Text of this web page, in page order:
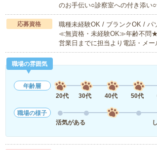
のお手伝い○診察室への付き添
応募資格
職種未経験OK / ブランクOK / パ
≪無資格・未経験OK≫年齢不問
営業日までに担当より電話・メ
職場の雰囲気
年齢層
20代
30代 40代 50代
職場の様子
活気がある